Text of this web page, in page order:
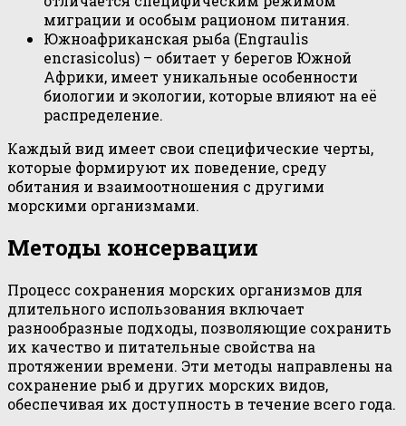
миграции и особым рационом питания.
Южноафриканская рыба (Engraulis
encrasicolus) – обитает у берегов Южной
Африки, имеет уникальные особенности
биологии и экологии, которые влияют на её
распределение.
Каждый вид имеет свои специфические черты,
которые формируют их поведение, среду
обитания и взаимоотношения с другими
морскими организмами.
Методы консервации
Процесс сохранения морских организмов для
длительного использования включает
разнообразные подходы, позволяющие сохранить
их качество и питательные свойства на
протяжении времени. Эти методы направлены на
сохранение рыб и других морских видов,
обеспечивая их доступность в течение всего года.